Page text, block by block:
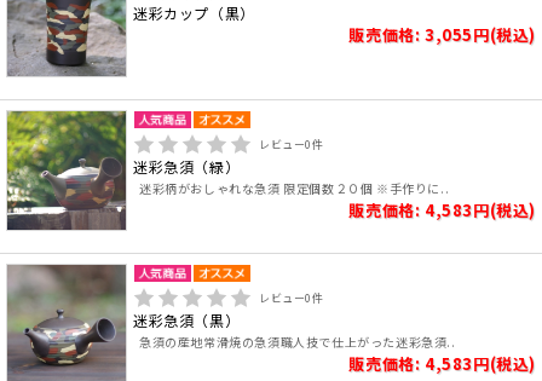
迷彩カップ（黒）
販売価格: 3,055円(税込)
レビュー0件
迷彩急須（緑）
迷彩柄がおしゃれな急須 限定個数２０個 ※手作りに..
販売価格: 4,583円(税込)
レビュー0件
迷彩急須（黒）
急須の産地常滑焼の急須職人技で仕上がった迷彩急須..
販売価格: 4,583円(税込)